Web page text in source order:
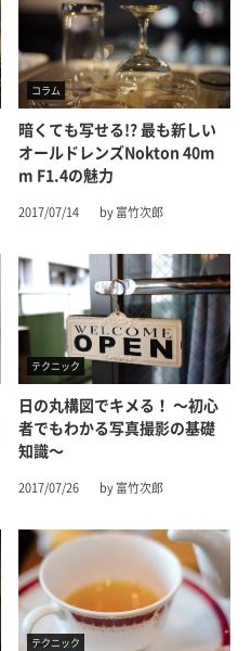
コラム
暗くても写せる!? 最も新しい
オールドレンズNokton 40m
M F1.4の魅力
2017/07/14 by 富竹次郎
テクニック
日の丸構図でキメる！ 〜初心
者でもわかる写真撮影の基礎
知識〜
2017/07/26 by 富竹次郎
テクニック